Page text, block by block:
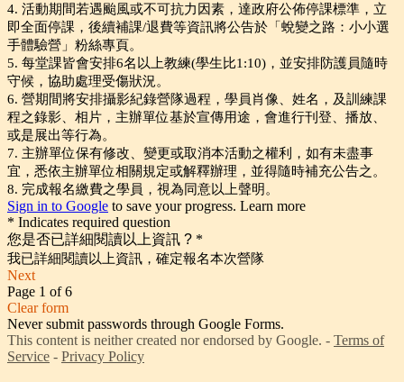
4. 活動期間若遇颱風或不可抗力因素，達政府公佈停課標準，立
即全面停課，後續補課/退費等資訊將公告於「蛻變之路：小小選
手體驗營」粉絲專頁。
5. 每堂課皆會安排6名以上教練(學生比1:10)，並安排防護員隨時
守候，協助處理受傷狀況。
6. 營期間將安排攝影紀錄營隊過程，學員肖像、姓名，及訓練課
程之錄影、相片，主辦單位基於宣傳用途，會進行刊登、播放、
或是展出等行為。
7. 主辦單位保有修改、變更或取消本活動之權利，如有未盡事
宜，悉依主辦單位相關規定或解釋辦理，並得隨時補充公告之。
8. 完成報名繳費之學員，視為同意以上聲明。
Sign in to Google to save your progress. Learn more
* Indicates required question
您是否已詳細閱讀以上資訊 ? *
我已詳細閱讀以上資訊，確定報名本次營隊
Next
Page 1 of 6
Clear form
Never submit passwords through Google Forms.
This content is neither created nor endorsed by Google. - Terms of
Service - Privacy Policy